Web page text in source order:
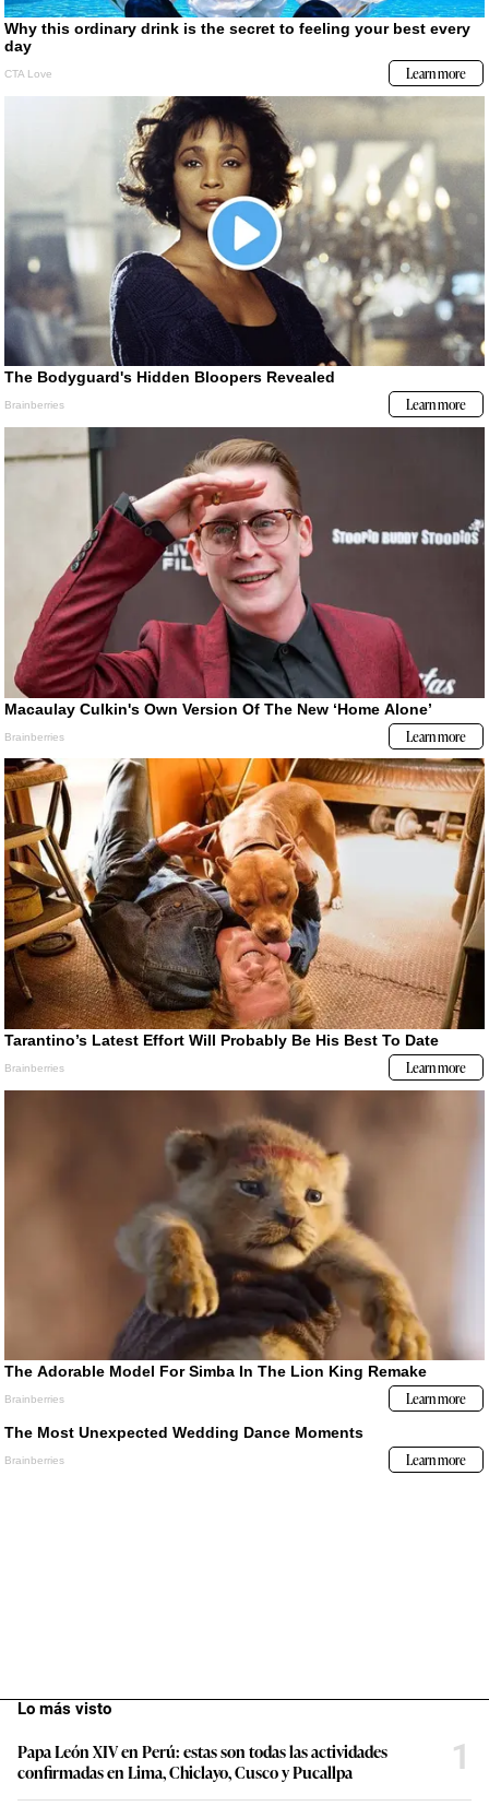
Lo más visto
Papa León XIV en Perú: estas son todas las actividades
confirmadas en Lima, Chiclayo, Cusco y Pucallpa
1